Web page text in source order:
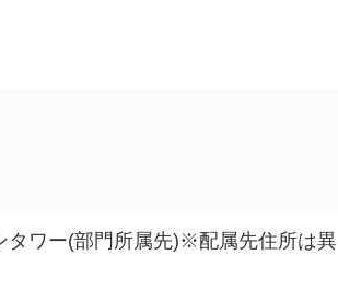
ワー(部門所属先)※配属先住所は異